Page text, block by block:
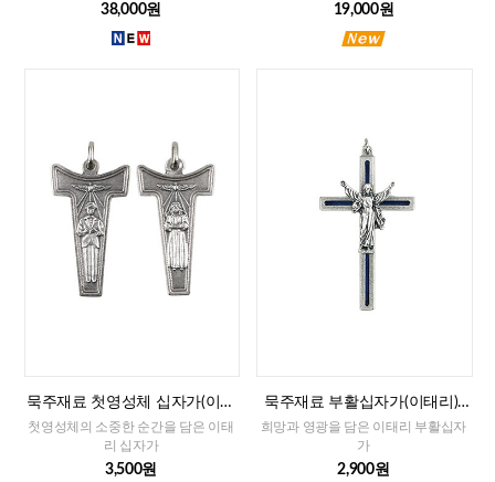
38,000원 19,000원
묵주재료 첫영성체 십자가(이태
리)-남자,여자
첫영성체의 소중한 순간을 담은 이태
리 십자가
3,500원
묵주재료 부활십자가(이태리)-
대
희망과 영광을 담은 이태리 부활십자
가
2,900원